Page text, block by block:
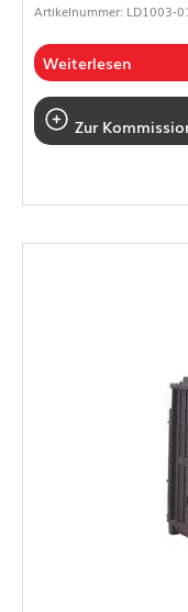
Artikelnummer: LD1003-
Weiterlesen
Zur